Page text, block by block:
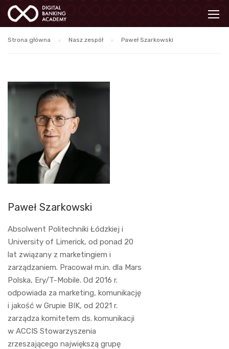
Strona główna Nasz zespół Paweł Szarkowski
Paweł Szarkowski
Absolwent Politechniki Łódzkiej i
University of Limerick, od ponad 20
lat związany z marketingiem i
zarządzaniem. Pracował m.in. dla Mars
Polska, Ery/T-Mobile. Od 2016 r.
odpowiada za marketing, komunikację
i jakość w Grupie BIK, od 2021 r.
zarządza komitetem ds. komunikacji
w ACCIS Stowarzyszenia
zrzeszającego największą grupę